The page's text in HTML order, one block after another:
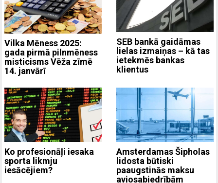
Vilka Mēness 2025:
gada pirmā pilnmēness
misticisms Vēža zīmē
14. janvārī
SEB bankā gaidāmas
lielas izmaiņas – kā tas
ietekmēs bankas
klientus
Ko profesionāļi iesaka
sporta likmju
iesācējiem?
Amsterdamas Šipholas
lidosta būtiski
paaugstinās maksu
aviosabiedrībām